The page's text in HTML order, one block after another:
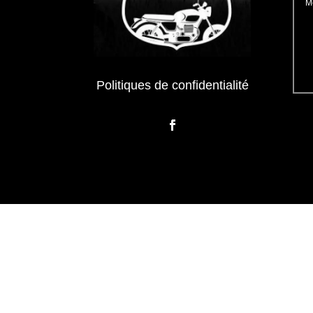
Politiques de confidentialité